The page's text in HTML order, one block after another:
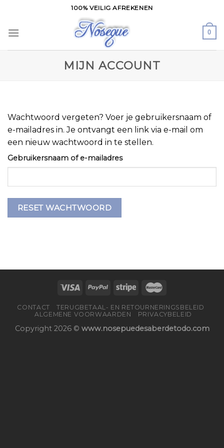
content
100% VEILIG AFREKENEN
0
MIJN ACCOUNT
Wachtwoord vergeten? Voer je gebruikersnaam of
e-mailadres in. Je ontvangt een link via e-mail om
een nieuw wachtwoord in te stellen.
Gebruikersnaam of e-mailadres
RESET WACHTWOORD
CONTACT
TERUGBETAAL- EN RETOURNERINGSBELEID
ALGEMENE VOORWAARDEN
PRIVACYBELEID
Copyright 2026 © www.nosepuedesaberdetodo.com